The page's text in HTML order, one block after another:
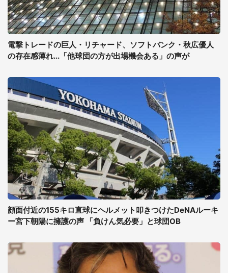
電撃トレードの巨人・リチャード、ソフトバンク・秋広優人
の存在感薄れ...「他球団の方が出場機会ある」の声が
顔面付近の155キロ直球にヘルメット叩きつけたDeNAルーキ
ー宮下朝陽に擁護の声 「負けん気必要」と球団OB